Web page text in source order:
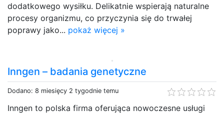
dodatkowego wysiłku. Delikatnie wspierają naturalne
procesy organizmu, co przyczynia się do trwałej
poprawy jako... pokaż więcej »
Inngen – badania genetyczne
Dodano: 8 miesięcy 2 tygodnie temu
Inngen to polska firma oferująca nowoczesne usługi